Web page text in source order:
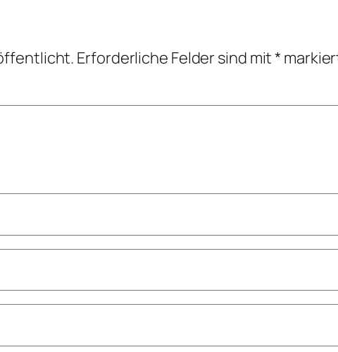
Erforderliche Felder sind mit*